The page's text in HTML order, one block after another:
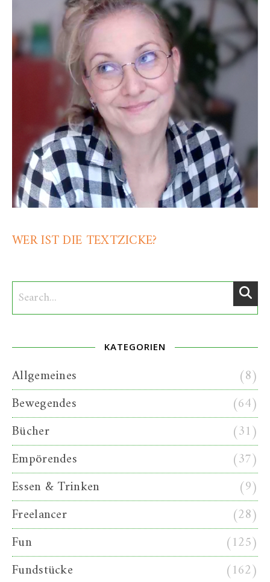
WER IST DIE TEXTZICKE?
KATEGORIEN
Allgemeines
(8)
Bewegendes
(64)
Bücher
(31)
Empörendes
(37)
Essen & Trinken
(9)
Freelancer
(28)
Fun
(125)
Fundstücke
(162)